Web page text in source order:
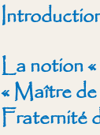
La notion
« Maître
Fraternité